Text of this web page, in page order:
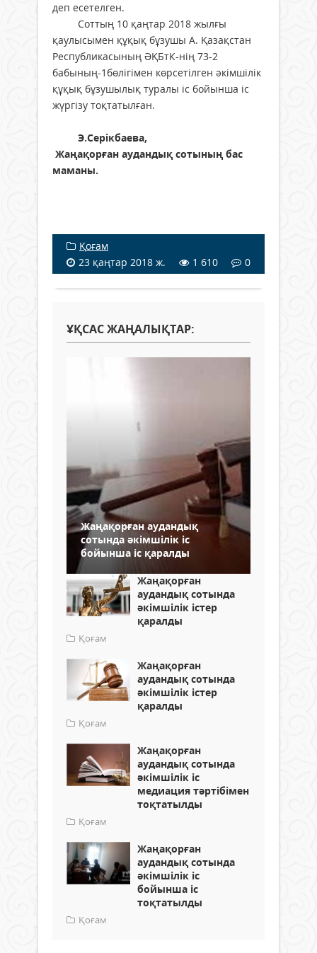
деп есетелген.
Соттың 10 қаңтар 2018 жылғы
қаулысымен құқық бұзушы А. Қазақстан
Республикасының ӘҚБтК-нің 73-2
бабының-1бөлігімен көрсетілген әкімшілік
құқық бұзушылық туралы іс бойынша іс
жүргізу тоқтатылған.
Э.Серікбаева,
Жаңақорған аудандық сотының бас
маманы.
Қоғам
23 қаңтар 2018 ж.
1 610 0
ҰҚСАС ЖАҢАЛЫҚТАР:
Жаңақорған аудандық
сотында әкімшілік іс
бойынша іс қаралды
Жаңақорған
аудандық сотында
әкімшілік істер
қаралды
Қоғам
Жаңақорған
аудандық сотында
әкімшілік істер
қаралды
Қоғам
Жаңақорған
аудандық сотында
әкімшілік іс
медиация тәртібімен
тоқтатылды
Қоғам
Жаңақорған
аудандық сотында
әкімшілік іс
бойынша іс
тоқтатылды
Қоғам